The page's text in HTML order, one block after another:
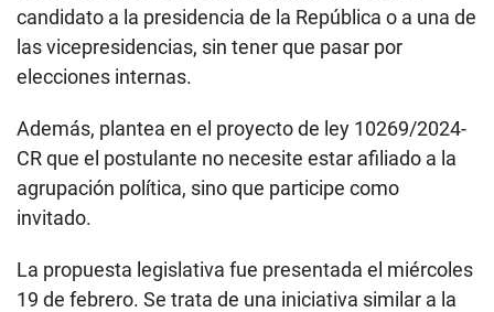
candidato a la presidencia de la República o a una de
las vicepresidencias, sin tener que pasar por
elecciones internas.
Además, plantea en el proyecto de ley 10269/2024-
CR que el postulante no necesite estar afiliado a la
agrupación política, sino que participe como
invitado.
La propuesta legislativa fue presentada el miércoles
19 de febrero. Se trata de una iniciativa similar a la